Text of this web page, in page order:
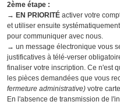
2ème étape :
→ EN PRIORITÉ activer votre
et utiliser ensuite
pour communiquer avec nous.
→ un message électronique vous
justificatives à télé-verser
finaliser votre inscription. Ce n'est
les pièces demandées que vous
fermeture administrative) votre
En l'absence de transmission de